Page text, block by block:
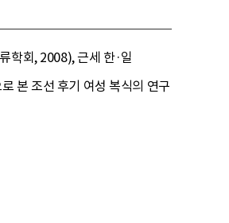
학회, 2008), 근세 한·일
본 조선 후기 여성 복식의 연구